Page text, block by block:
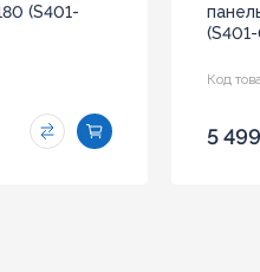
(S401-
Код
5